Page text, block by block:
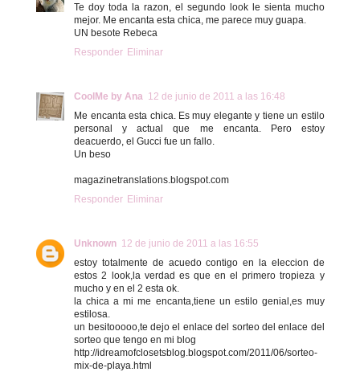
Te doy toda la razon, el segundo look le sienta mucho
mejor. Me encanta esta chica, me parece muy guapa.
UN besote Rebeca
Responder Eliminar
CoolMe by Ana 12 de junio de 2011 a las 16:48
Me encanta esta chica. Es muy elegante y tiene un estilo
personal y actual que me encanta. Pero estoy
deacuerdo, el Gucci fue un fallo.
Un beso
magazinetranslations.blogspot.com
Responder Eliminar
Unknown 12 de junio de 2011 a las 16:55
estoy totalmente de acuedo contigo en la eleccion de
estos 2 look,la verdad es que en el primero tropieza y
mucho y en el 2 esta ok.
la chica a mi me encanta,tiene un estilo genial,es muy
estilosa.
un besitooooo,te dejo el enlace del sorteo del enlace del
sorteo que tengo en mi blog
http://idreamofclosetsblog.blogspot.com/2011/06/sorteo-
mix-de-playa.html